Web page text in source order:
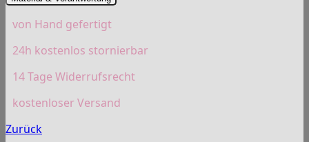
von Hand gefertigt
24h kostenlos stornierbar
14 Tage Widerrufsrecht
kostenloser Versand
Zurück